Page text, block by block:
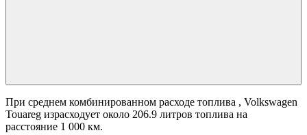
При среднем комбинированном расходе топлива , Volkswagen
Touareg израсходует около 206.9 литров топлива на
расстояние 1 000 км.